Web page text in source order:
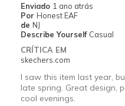
Enviado 1 ano atrás
Por Honest EAF
de NJ
Describe Yourself Casual
CRÍTICA EM
skechers.com
I saw this item last year,
late spring. Great design,
cool evenings.